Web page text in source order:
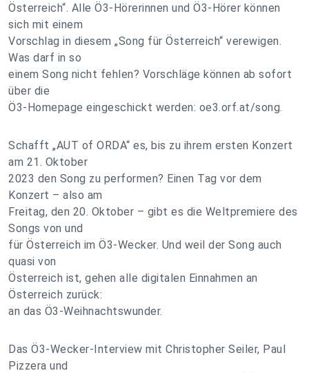
Österreich“. Alle Ö3-Hörerinnen und Ö3-Hörer können
sich mit einem
Vorschlag in diesem „Song für Österreich“ verewigen.
Was darf in so
einem Song nicht fehlen? Vorschläge können ab sofort
über die
Ö3-Homepage eingeschickt werden: oe3.orf.at/song.
Schafft „AUT of ORDA“ es, bis zu ihrem ersten Konzert
am 21. Oktober
2023 den Song zu performen? Einen Tag vor dem
Konzert – also am
Freitag, den 20. Oktober – gibt es die Weltpremiere des
Songs von und
für Österreich im Ö3-Wecker. Und weil der Song auch
quasi von
Österreich ist, gehen alle digitalen Einnahmen an
Österreich zurück:
an das Ö3-Weihnachtswunder.
Das Ö3-Wecker-Interview mit Christopher Seiler, Paul
Pizzera und